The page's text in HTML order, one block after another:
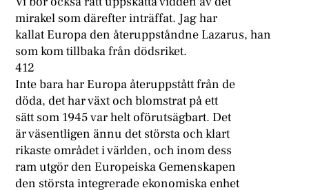
mirakel som därefter inträffat. Jag har
kallat Europa den återuppståndne Lazarus, han
som kom tillbaka från dödsriket.
412
Inte bara har Europa återuppstått från de
döda, det har växt och blomstrat på ett
sätt som 1945 var helt oförutsägbart. Det
är väsentligen ännu det största och klart
rikaste området i världen, och inom dess
ram utgör den Europeiska Gemenskapen
den största integrerade ekonomiska enhet